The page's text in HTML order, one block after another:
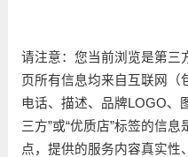
请注意：您当前浏览是第三
页所有信息均来自互联网（
电话、描述、品牌LOGO、
三方”或“优质店”标签的信
点，提供的服务内容真实性